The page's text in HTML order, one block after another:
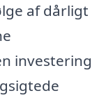
af dårligt
investering